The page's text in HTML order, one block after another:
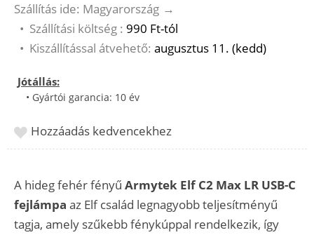
Szállítás ide: Magyarország →
• Szállítási költség : 990 Ft-tól
• Kiszállítással átvehető: augusztus 11. (kedd)
Jótállás:
• Gyártói garancia: 10 év
Hozzáadás kedvencekhez
A hideg fehér fényű Armytek Elf C2 Max LR USB-C
fejlámpa az Elf család legnagyobb teljesítményű
tagja, amely szűkebb fénykúppal rendelkezik, így